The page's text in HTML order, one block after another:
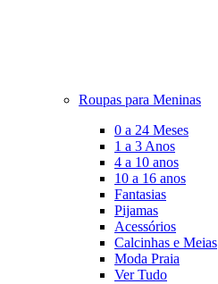
Roupas para Meninas
0 a 24 Meses
1 a 3 Anos
4 a 10 anos
10 a 16 anos
Fantasias
Pijamas
Acessórios
Calcinhas e Meias
Moda Praia
Ver Tudo